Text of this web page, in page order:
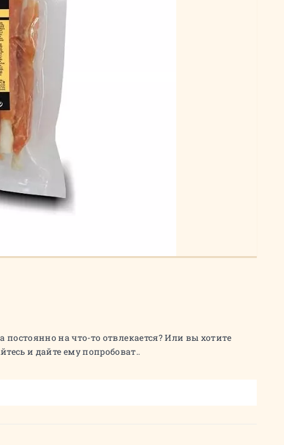
постоянно на что-то отвлекается? Или вы хотите
и дайте ему попробоват..